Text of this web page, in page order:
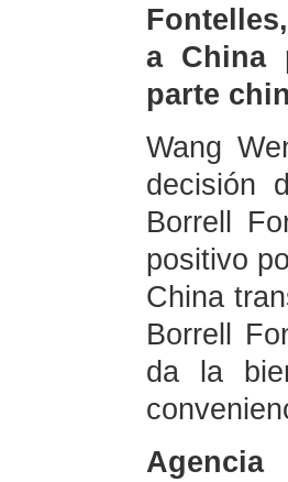
a China
parte
Wang
decisión
Borrell
positivo
China
Borrell
da la